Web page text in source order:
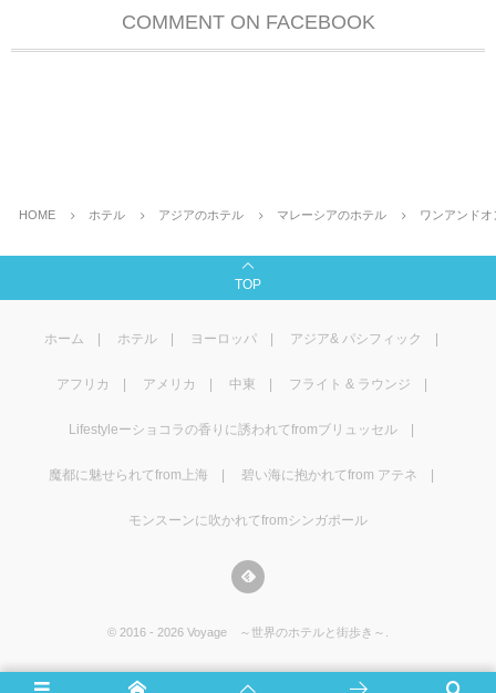
COMMENT ON FACEBOOK
HOME ホテル アジアのホテル マレーシアのホテル ワンアンド
TOP
ホーム ホテル ヨーロッパ アジア& パシフィック
アフリカ アメリカ 中東 フライト & ラウンジ
Lifestyleーショコラの香りに誘われてfromブリュッセル
魔都に魅せられてfrom上海 碧い海に抱かれてfrom アテネ
モンスーンに吹かれてfromシンガポール
© 2016 - 2026 Voyage ～世界のホテルと街歩き～